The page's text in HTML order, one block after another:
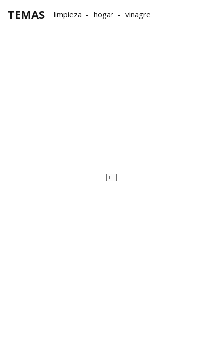
TEMAS limpieza hogar vinagre